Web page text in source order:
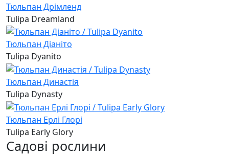
Тюльпан Дрімленд
Tulipa Dreamland
Тюльпан Діаніто
Tulipa Dyanito
Тюльпан Династія
Tulipa Dynasty
Тюльпан Ерлі Глорі
Tulipa Early Glory
Садові рослини